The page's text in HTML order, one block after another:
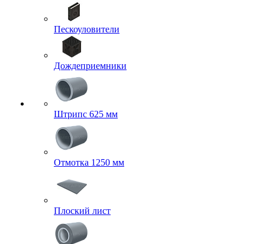
Пескоуловители
Дождеприемники
Штрипс 625 мм
Отмотка 1250 мм
Плоский лист